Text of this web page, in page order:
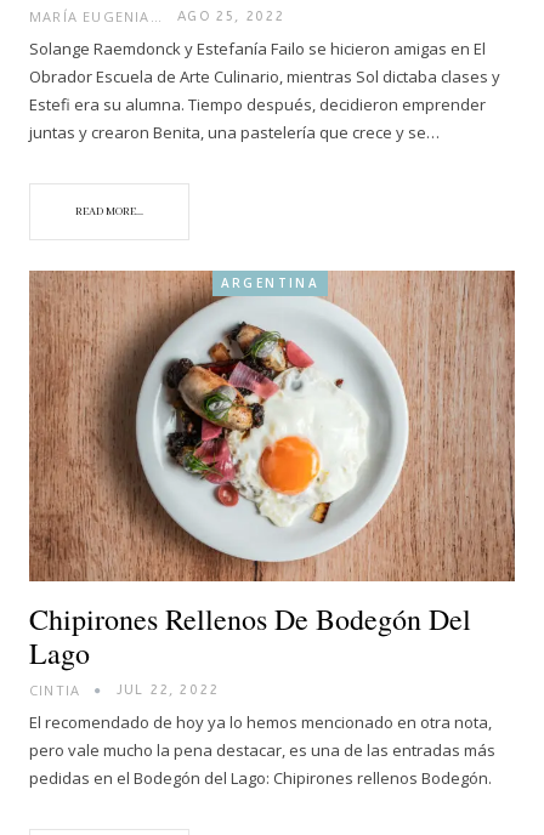
AGO 25, 2022
Solange Raemdonck y Estefanía Failo se hicieron amigas en El
Obrador Escuela de Arte Culinario, mientras Sol dictaba clases y
Estefi era su alumna. Tiempo después, decidieron emprender
juntas y crearon Benita, una pastelería que crece y se…
READ MORE...
ARGENTINA
Chipirones Rellenos De Bodegón Del
Lago
CINTIA JUL 22, 2022
El recomendado de hoy ya lo hemos mencionado en otra nota,
pero vale mucho la pena destacar, es una de las entradas más
pedidas en el Bodegón del Lago: Chipirones rellenos Bodegón.